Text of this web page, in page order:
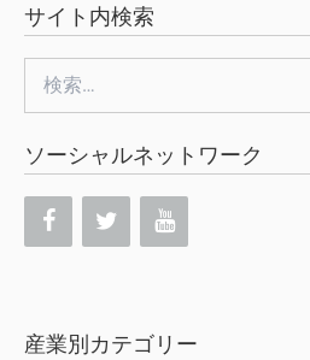
サイト内検索
索:
ソーシャルネットワーク
産業別カテゴリー